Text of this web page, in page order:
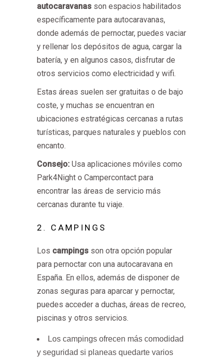
autocaravanas son espacios habilitados
específicamente para autocaravanas,
donde además de pernoctar, puedes vaciar
y rellenar los depósitos de agua, cargar la
batería, y en algunos casos, disfrutar de
otros servicios como electricidad y wifi.
Estas áreas suelen ser gratuitas o de bajo
coste, y muchas se encuentran en
ubicaciones estratégicas cercanas a rutas
turísticas, parques naturales y pueblos con
encanto.
Consejo: Usa aplicaciones móviles como
Park4Night o Campercontact para
encontrar las áreas de servicio más
cercanas durante tu viaje.
2. CAMPINGS
Los campings son otra opción popular
para pernoctar con una autocaravana en
España. En ellos, además de disponer de
zonas seguras para aparcar y pernoctar,
puedes acceder a duchas, áreas de recreo,
piscinas y otros servicios.
Los campings ofrecen más comodidad
y seguridad si planeas quedarte varios